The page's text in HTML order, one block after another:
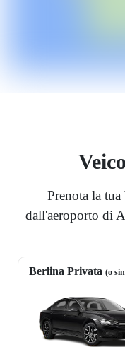
Prenota la
dall'aeroporto di
Berlina Privata (o